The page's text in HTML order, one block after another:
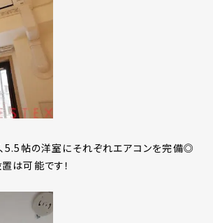
、5.5帖の洋室にそれぞれエアコンを完備◎
は可能です！